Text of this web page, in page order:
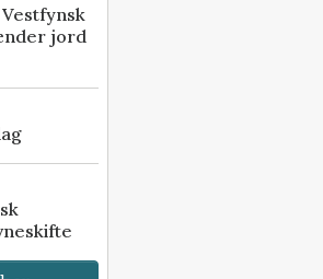
jord